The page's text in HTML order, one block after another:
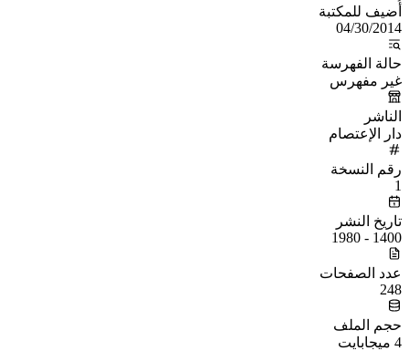
أُضيف للمكتبة
04/30/2014
حالة الفهرسة
غير مفهرس
الناشر
دار الإعتصام
رقم النسخة
1
تاريخ النشر
1400 - 1980
عدد الصفحات
248
حجم الملف
4 ميجابايت